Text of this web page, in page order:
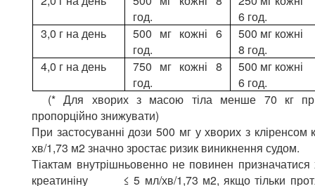
год.
6 год.
3,0 г на день
500 мг кожні 6
год.
500 мг кожні
8 год.
4,0 г на день
750 мг кожні 8
год.
500 мг кожні
6 год.
(* Для хворих з масою тіла менше 70 кг
пропорційно знижувати)
При застосуванні дози 500 мг у хворих з кліренсом
хв/1,73 м2 значно зростає ризик виникнення судом.
Тіактам внутрішньовенно не повинен призначатися
креатиніну ≤ 5 мл/хв/1,73 м2, якщо тільки